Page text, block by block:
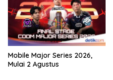
Mobile Major Series 2026,
Mulai 2 Agustus